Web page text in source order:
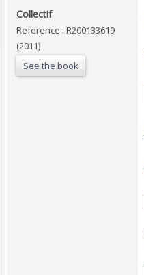
‎Collectif‎
Reference : R200133619
(2011)
See the book